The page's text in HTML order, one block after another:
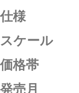
仕様
スケール
価格帯
発売月